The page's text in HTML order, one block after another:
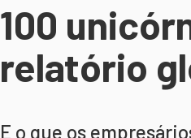
100
relatório
E o que os